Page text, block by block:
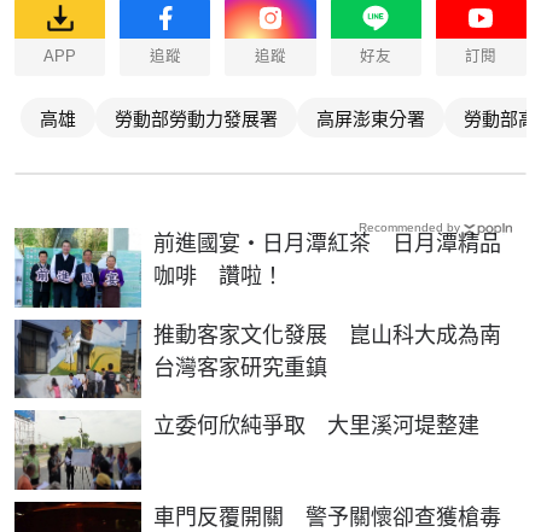
APP 追蹤 追蹤 好友 訂閱
高雄 勞動部勞動力發展署 高屏澎東分署 勞動部
前進國宴‧日月潭紅茶 日月潭精品
咖啡 讚啦！
推動客家文化發展 崑山科大成為南
台灣客家研究重鎮
立委何欣純爭取 大里溪河堤整建
車門反覆開關 警予關懷卻查獲槍毒
Recommended by